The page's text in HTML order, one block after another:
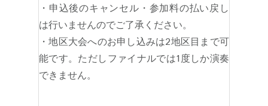
・申込後のキャンセル・参加料の払い戻し
は行いませんのでご了承ください。
・地区大会へのお申し込みは2地区目まで可
能です。ただしファイナルでは1度しか演奏
できません。